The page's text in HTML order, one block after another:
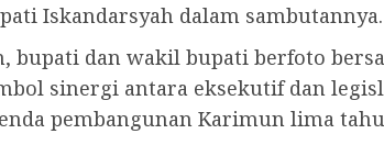
Iskandarsyah dalam sambutannya.
bupati dan wakil bupati berfoto
sinergi antara eksekutif dan
pembangunan Karimun lima